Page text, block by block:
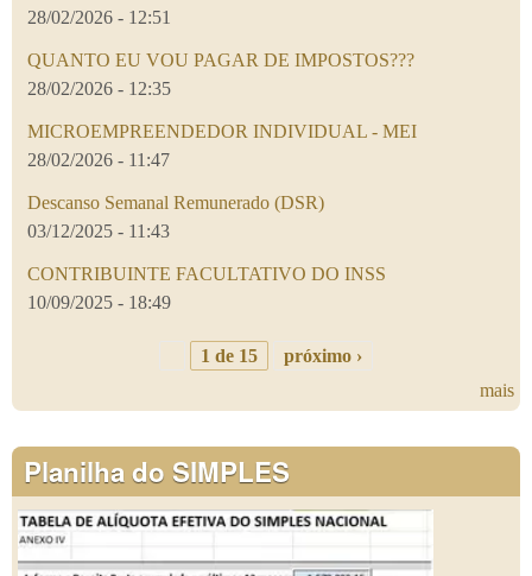
28/02/2026 - 12:51
QUANTO EU VOU PAGAR DE IMPOSTOS???
28/02/2026 - 12:35
MICROEMPREENDEDOR INDIVIDUAL - MEI
28/02/2026 - 11:47
Descanso Semanal Remunerado (DSR)
03/12/2025 - 11:43
CONTRIBUINTE FACULTATIVO DO INSS
10/09/2025 - 18:49
1 de 15
próximo ›
mais
Planilha do SIMPLES